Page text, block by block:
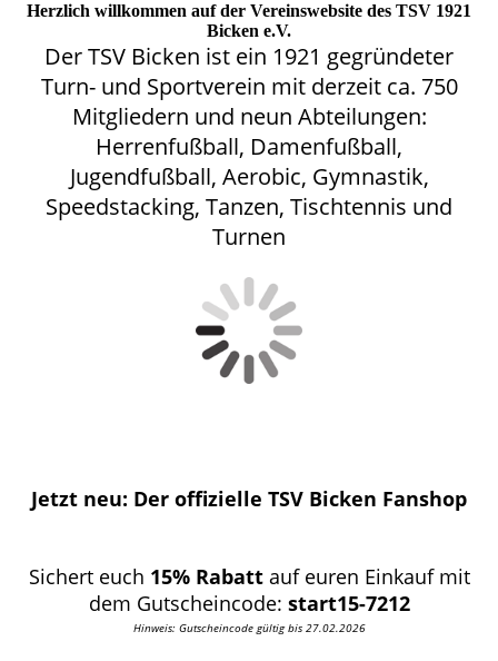
Herzlich willkommen auf der Vereinswebsite des TSV 1921
Bicken e.V.
Der TSV Bicken ist ein 1921 gegründeter
Turn- und Sportverein mit derzeit ca. 750
Mitgliedern und neun Abteilungen:
Herrenfußball, Damenfußball,
Jugendfußball, Aerobic, Gymnastik,
Speedstacking, Tanzen, Tischtennis und
Turnen
Jetzt neu: Der offizielle TSV Bicken Fanshop
Sichert euch 15% Rabattauf euren Einkauf mit
dem Gutscheincode: start15-7212
Hinweis: Gutscheincode gültig bis 27.02.2026